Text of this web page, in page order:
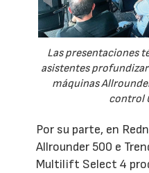
Las presentaciones
asistentes
máquinas
control
Por su parte, en
Allrounder 500 e
Multilift Select 4